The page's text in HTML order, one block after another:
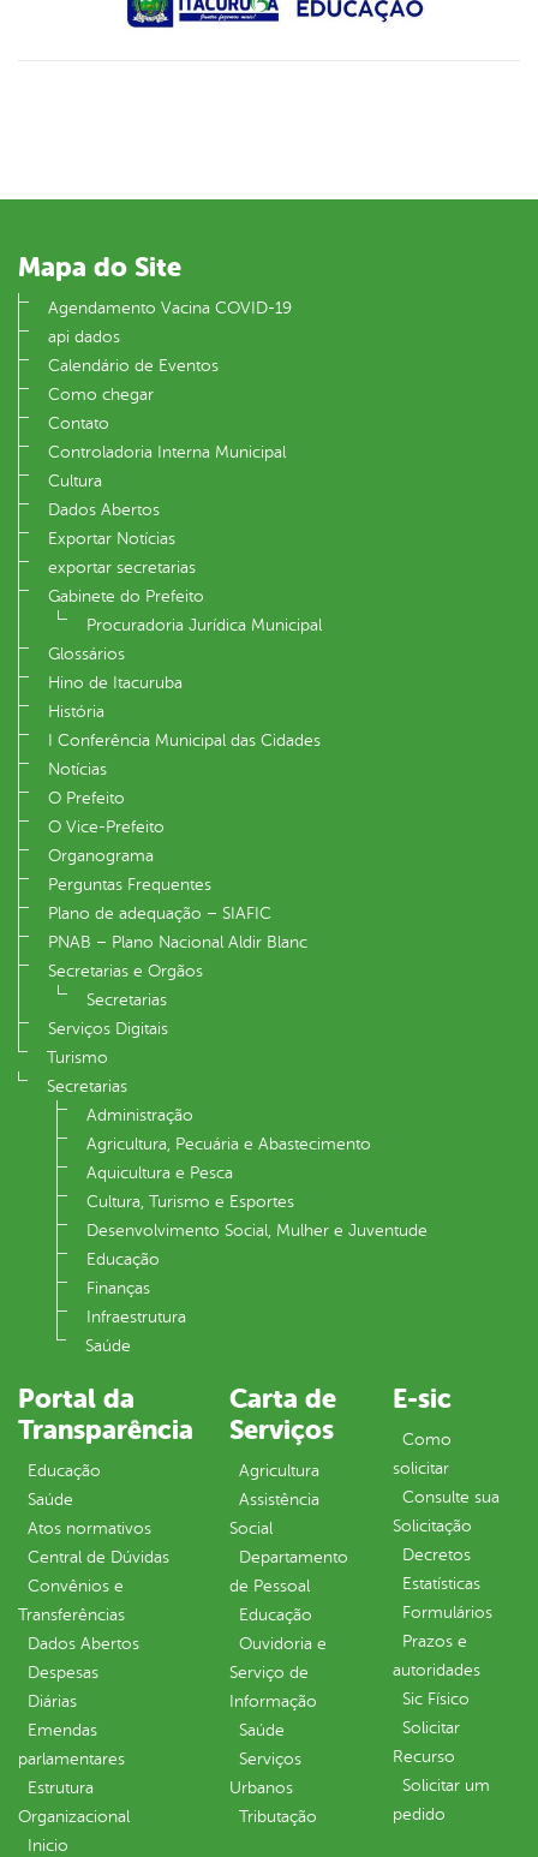
Mapa do Site
Agendamento Vacina COVID-19
api dados
Calendário de Eventos
Como chegar
Contato
Controladoria Interna Municipal
Cultura
Dados Abertos
Exportar Notícias
exportar secretarias
Gabinete do Prefeito
Procuradoria Jurídica Municipal
Glossários
Hino de Itacuruba
História
I Conferência Municipal das Cidades
Notícias
O Prefeito
O Vice-Prefeito
Organograma
Perguntas Frequentes
Plano de adequação – SIAFIC
PNAB – Plano Nacional Aldir Blanc
Secretarias e Orgãos
Secretarias
Serviços Digitais
Turismo
Secretarias
Administração
Agricultura, Pecuária e Abastecimento
Aquicultura e Pesca
Cultura, Turismo e Esportes
Desenvolvimento Social, Mulher e Juventude
Educação
Finanças
Infraestrutura
Saúde
Portal da
Transparência
Educação
Saúde
Atos normativos
Central de Dúvidas
Convênios e
Transferências
Dados Abertos
Despesas
Diárias
Emendas
parlamentares
Estrutura
Organizacional
Inicio
Carta de
Serviços
Agricultura
Assistência
Social
Departamento
de Pessoal
Educação
Ouvidoria e
Serviço de
Informação
Saúde
Serviços
Urbanos
Tributação
E-sic
Como
solicitar
Consulte sua
Solicitação
Decretos
Estatísticas
Formulários
Prazos e
autoridades
Sic Físico
Solicitar
Recurso
Solicitar um
pedido